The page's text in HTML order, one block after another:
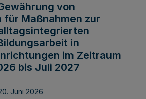
von
für Maßnahmen zur
in
im Zeitraum
bis Juli 2027
Juni 2026